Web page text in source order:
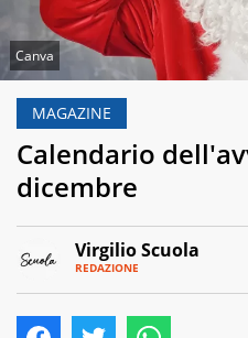
Canva
MAGAZINE
Calendario
dicembre
Virgilio Scuola
REDAZIONE
MAIL
ALTRI
è